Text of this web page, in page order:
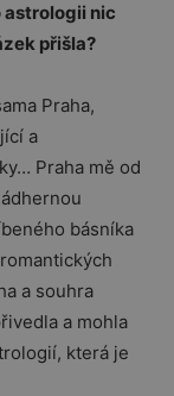
astrologii nic
přišla?
Praha,
a
Praha mě od
básníka
a souhra
a mohla
která je